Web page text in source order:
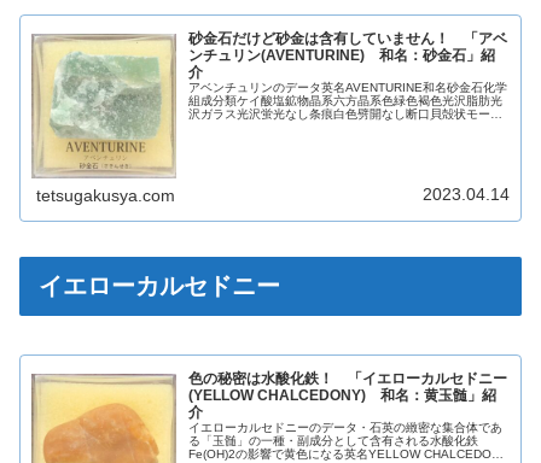
砂金石だけど砂金は含有していません！ 「アベ
ンチュリン(AVENTURINE) 和名：砂金石」紹
介
アベンチュリンのデータ英名AVENTURINE和名砂金石化学
組成分類ケイ酸塩鉱物晶系六方晶系色緑色褐色光沢脂肪光
沢ガラス光沢蛍光なし条痕白色劈開なし断口貝殻状モース
tetsugakusya.com 2023.04.14
イエローカルセドニー
色の秘密は水酸化鉄！ 「イエローカルセドニー
(YELLOW CHALCEDONY) 和名：黄玉髄」紹
介
イエローカルセドニーのデータ・石英の緻密な集合体であ
る「玉髄」の一種・副成分として含有される水酸化鉄
Fe(OH)2の影響で黄色になる英名YELLOW CHALCEDONY